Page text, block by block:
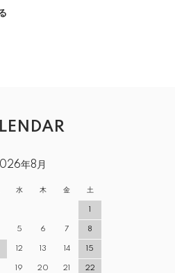
年8月
水 木 金 土
1
5 6 7 8
12 13 14 15
19 20 21 22